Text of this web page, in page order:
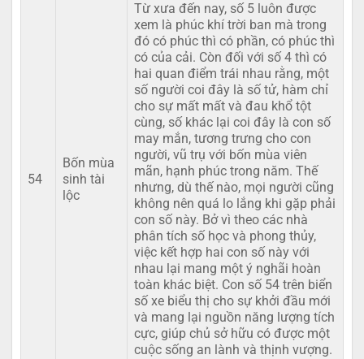
54
Bốn mùa
sinh tài
lộc
Từ xưa đến nay, số 5 luôn được
xem là phúc khí trời ban mà trong
đó có phúc thì có phần, có phúc thì
có của cải. Còn đối với số 4 thì có
hai quan điểm trái nhau rằng, một
số người coi đây là số tử, hàm chỉ
cho sự mất mất và đau khổ tột
cùng, số khác lại coi đây là con số
may mắn, tương trưng cho con
người, vũ trụ với bốn mùa viên
mãn, hạnh phúc trong năm. Thế
nhưng, dù thế nào, mọi người cũng
không nên quá lo lắng khi gặp phải
con số này. Bở vì theo các nhà
phân tích số học và phong thủy,
việc kết hợp hai con số này với
nhau lại mang một ý nghãi hoàn
toàn khác biệt. Con số 54 trên biển
số xe biểu thị cho sự khởi đầu mới
và mang lại nguồn năng lượng tích
cực, giúp chủ sở hữu có được một
cuộc sống an lành và thịnh vượng.